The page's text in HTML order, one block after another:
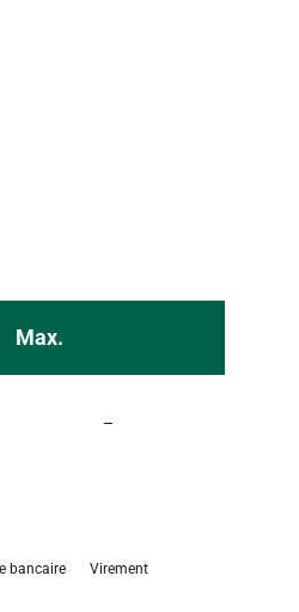
Max.
–Non communiqué
bancaire Virement